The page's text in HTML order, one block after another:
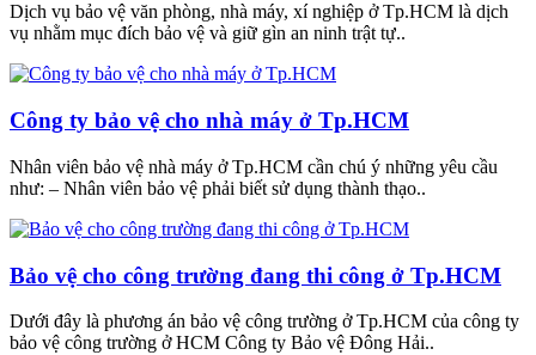
Dịch vụ bảo vệ văn phòng, nhà máy, xí nghiệp ở Tp.HCM là dịch
vụ nhằm mục đích bảo vệ và giữ gìn an ninh trật tự..
Công ty bảo vệ cho nhà máy ở Tp.HCM
Nhân viên bảo vệ nhà máy ở Tp.HCM cần chú ý những yêu cầu
như: – Nhân viên bảo vệ phải biết sử dụng thành thạo..
Bảo vệ cho công trường đang thi công ở Tp.HCM
Dưới đây là phương án bảo vệ công trường ở Tp.HCM của công ty
bảo vệ công trường ở HCM Công ty Bảo vệ Đông Hải..